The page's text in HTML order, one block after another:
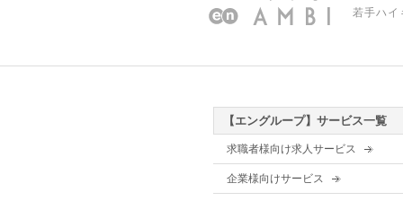
若手ハ
【エングループ】サービス一覧
求職者様向け求人サービス
企業様向けサービス